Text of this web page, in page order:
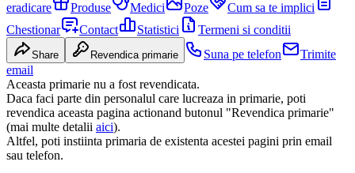
eradicare
Produse Medici Poze
Cum sa te implici
Chestionar
Contact Statistici Termeni si conditii
Share Revendica primarie Suna pe telefon
Trimite
email
Aceasta primarie nu a fost revendicata.
Daca faci parte din personalul care lucreaza in primarie, poti
revendica aceasta pagina actionand butonul "Revendica primarie"
(mai multe detalii aici).
Altfel, poti instiinta primaria de existenta acestei pagini prin email
sau telefon.